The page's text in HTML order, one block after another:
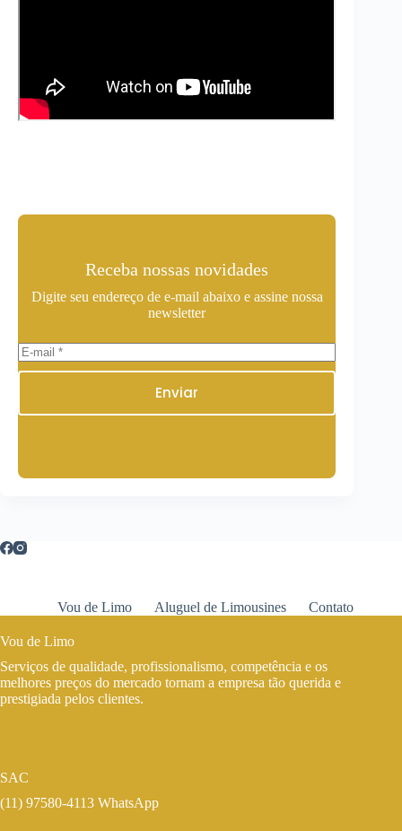
Receba nossas novidades
Digite seu endereço de e-mail abaixo e assine nossa
newsletter
Enviar
Vou de Limo Aluguel de Limousines Contato
Vou de Limo
Serviços de qualidade, profissionalismo, competência e os
melhores preços do mercado tornam a empresa tão querida e
prestigiada pelos clientes.
SAC
(11) 97580-4113 WhatsApp